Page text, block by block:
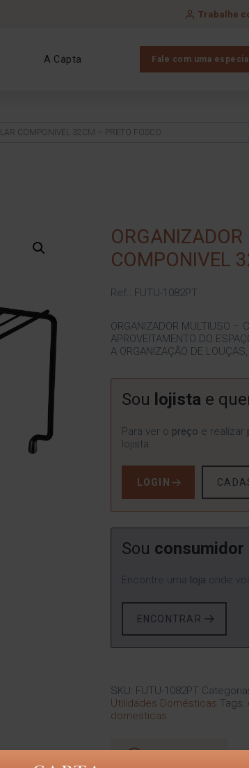
Trabalhe
A Capta Fale com uma
COMPONIVEL 32CM – PRETO FOSCO
COMPONIVEL
Ref.: FUTU-1082PT
ORGANIZADOR MULTIUSO –
APROVEITAMENTO DO
A ORGANIZAÇÃO DE
Sou lojista e
Para ver o preço e realizar
lojista.
LOGIN
Sou consumidor
Encontre uma loja onde
ENCONTRAR
SKU: FUTU-1082PT
Utilidades Domésticas Tags:
domesticas